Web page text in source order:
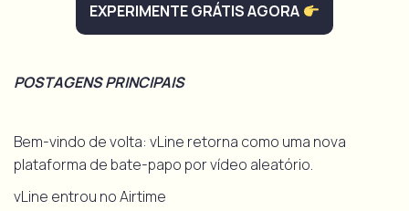
EXPERIMENTE GRÁTIS AGORA
POSTAGENS PRINCIPAIS
Bem-vindo de volta: vLine retorna como uma nova
plataforma de bate-papo por vídeo aleatório.
vLine entrou no Airtime